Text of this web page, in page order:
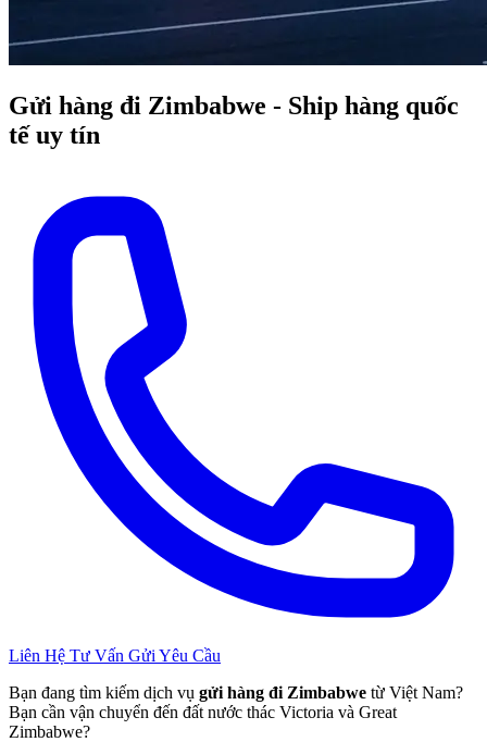
Gửi hàng đi Zimbabwe - Ship hàng quốc
tế uy tín
Liên Hệ Tư Vấn Gửi Yêu Cầu
Bạn đang tìm kiếm dịch vụ gửi hàng đi Zimbabwe từ Việt Nam?
Bạn cần vận chuyển đến đất nước thác Victoria và Great
Zimbabwe?